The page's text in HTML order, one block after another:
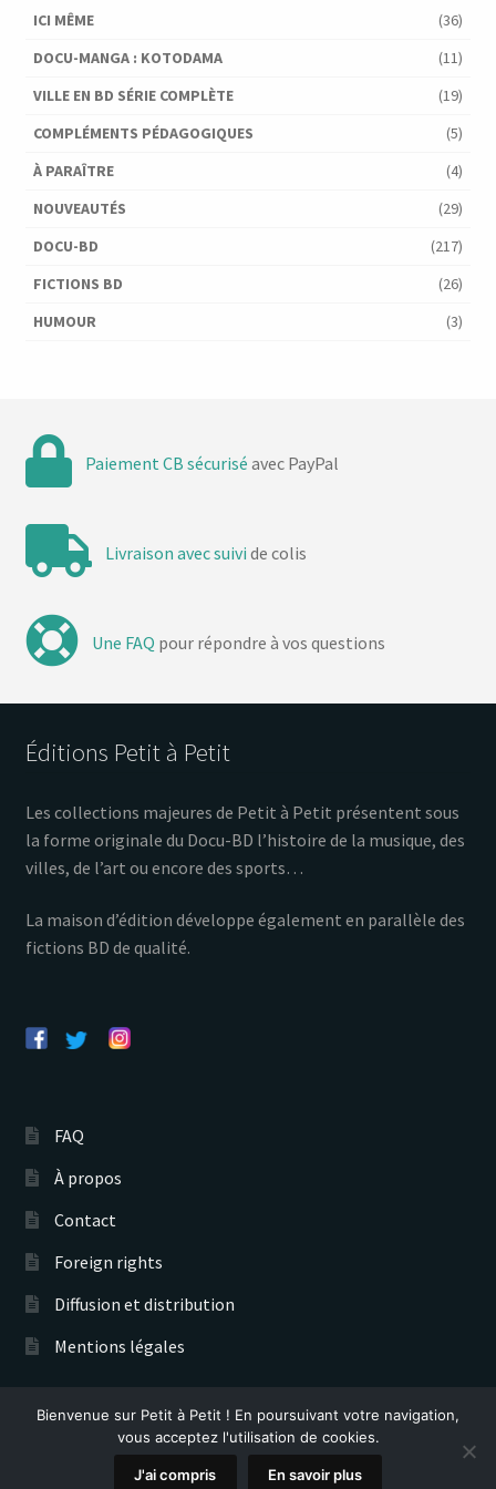
ICI MÊME
(36)
DOCU-MANGA : KOTODAMA
(11)
VILLE EN BD SÉRIE COMPLÈTE
(19)
COMPLÉMENTS PÉDAGOGIQUES
(5)
À PARAÎTRE
(4)
NOUVEAUTÉS
(29)
DOCU-BD
(217)
FICTIONS BD
(26)
HUMOUR
(3)
Paiement CB sécurisé avec PayPal
Livraison avec suivi de colis
Une FAQ pour répondre à vos questions
Éditions Petit à Petit
Les collections majeures de Petit à Petit présentent sous
la forme originale du Docu-BD l’histoire de la musique, des
villes, de l’art ou encore des sports…
La maison d’édition développe également en parallèle des
fictions BD de qualité.
FAQ
À propos
Contact
Foreign rights
Diffusion et distribution
Mentions légales
Éditions Petit à Petit © 2026
Bienvenue sur Petit à Petit ! En poursuivant votre navigation,
vous acceptez l'utilisation de cookies.
J'ai compris En savoir plus